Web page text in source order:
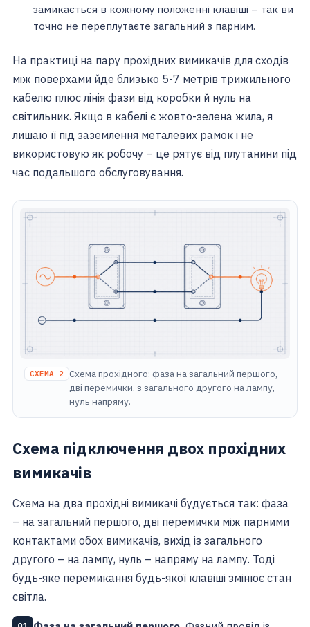
замикається в кожному положенні клавіші – так ви
точно не переплутаєте загальний з парним.
На практиці на пару прохідних вимикачів для сходів
між поверхами йде близько 5-7 метрів трижильного
кабелю плюс лінія фази від коробки й нуль на
світильник. Якщо в кабелі є жовто-зелена жила, я
лишаю її під заземлення металевих рамок і не
використовую як робочу – це рятує від плутанини під
час подальшого обслуговування.
СХЕМА 2 Схема прохідного: фаза на загальний першого,
дві перемички, з загального другого на лампу,
нуль напряму.
Схема підключення двох прохідних
вимикачів
Схема на два прохідні вимикачі будується так: фаза
– на загальний першого, дві перемички між парними
контактами обох вимикачів, вихід із загального
другого – на лампу, нуль – напряму на лампу. Тоді
будь-яке перемикання будь-якої клавіші змінює стан
світла.